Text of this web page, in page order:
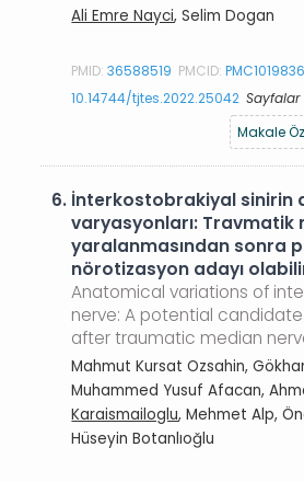
Ali Emre Nayci, Selim Dogan
PMID:36588519 PMCID:
10.14744/tjtes.2022.25042 Sayfalar
Makale
6. İnterkostobrakiyal sinirin
varyasyonları: Travmatik
yaralanmasından sonra
nörotizasyon adayı
Anatomical variations of
nerve: A potential
after traumatic median
Mahmut Kursat Ozsahin,
Muhammed Yusuf Afacan,
Karaismailoglu, Mehmet Alp,
Hüseyin Botanlıoğlu